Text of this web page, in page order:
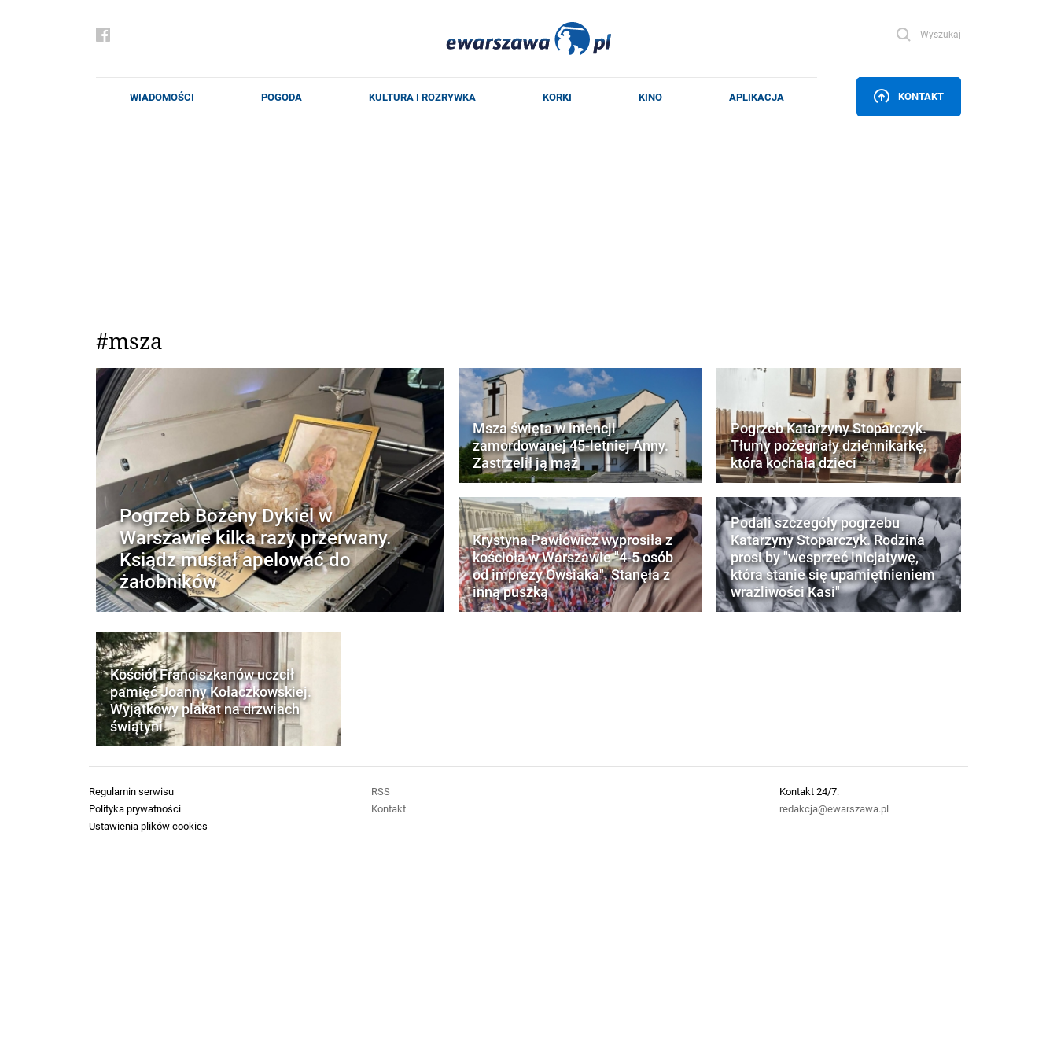
Wyszukaj
KONTAKT
#msza
Pogrzeb Bożeny Dykiel w
Warszawie kilka razy przerwany.
Ksiądz musiał apelować do
żałobników
Msza święta w intencji
zamordowanej 45-letniej Anny.
Zastrzelił ją mąż
Krystyna Pawłowicz wyprosiła z
kościoła w Warszawie "4-5 osób
od imprezy Owsiaka". Stanęła z
inną puszką
Pogrzeb Katarzyny Stoparczyk.
Tłumy pożegnały dziennikarkę,
która kochała dzieci
Podali szczegóły pogrzebu
Katarzyny Stoparczyk. Rodzina
prosi by "wesprzeć inicjatywę,
która stanie się upamiętnieniem
wrażliwości Kasi"
Kościół Franciszkanów uczcił
pamięć Joanny Kołaczkowskiej.
Wyjątkowy plakat na drzwiach
świątyni
Regulamin serwisu
Polityka prywatności
Ustawienia plików cookies
RSS
Kontakt
Kontakt 24/7:
redakcja@ewarszawa.pl